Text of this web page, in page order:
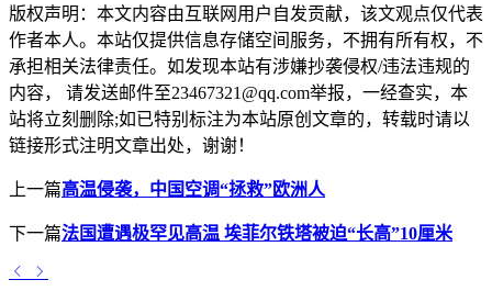
版权声明： 本文内容由互联网用户自发贡献，该文观点仅代表
作者本人。本站仅提供信息存储空间服务，不拥有所有权，不
承担相关法律责任。如发现本站有涉嫌抄袭侵权/违法违规的
内容， 请发送邮件至23467321@qq.com举报，一经查实，本
站将立刻删除;如已特别标注为本站原创文章的，转载时请以
链接形式注明文章出处，谢谢！
上一篇高温侵袭，中国空调“拯救”欧洲人
下一篇法国遭遇极罕见高温 埃菲尔铁塔被迫“长高”10厘米